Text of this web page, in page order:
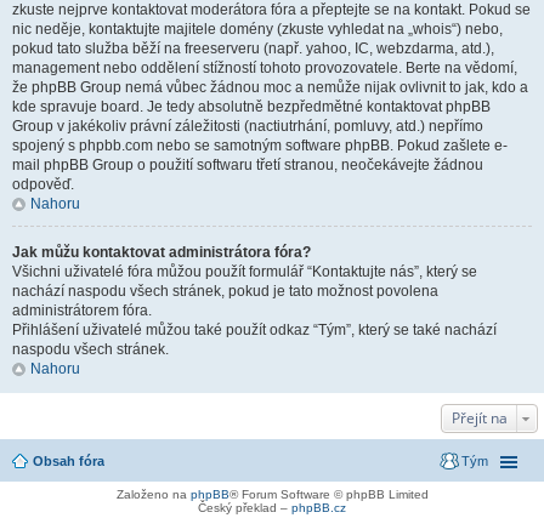
zkuste nejprve kontaktovat moderátora fóra a přeptejte se na kontakt. Pokud se
nic neděje, kontaktujte majitele domény (zkuste vyhledat na „whois“) nebo,
pokud tato služba běží na freeserveru (např. yahoo, IC, webzdarma, atd.),
management nebo oddělení stížností tohoto provozovatele. Berte na vědomí,
že phpBB Group nemá vůbec žádnou moc a nemůže nijak ovlivnit to jak, kdo a
kde spravuje board. Je tedy absolutně bezpředmětné kontaktovat phpBB
Group v jakékoliv právní záležitosti (nactiutrhání, pomluvy, atd.) nepřímo
spojený s phpbb.com nebo se samotným software phpBB. Pokud zašlete e-
mail phpBB Group o použití softwaru třetí stranou, neočekávejte žádnou
odpověď.
Nahoru
Jak můžu kontaktovat administrátora fóra?
Všichni uživatelé fóra můžou použít formulář “Kontaktujte nás”, který se
nachází naspodu všech stránek, pokud je tato možnost povolena
administrátorem fóra.
Přihlášení uživatelé můžou také použít odkaz “Tým”, který se také nachází
naspodu všech stránek.
Nahoru
Přejít na
Obsah fóra Tým
Založeno na phpBB® Forum Software © phpBB Limited
Český překlad – phpBB.cz